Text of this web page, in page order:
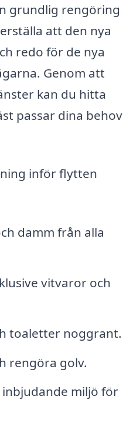
grundlig rengöring
att den nya
redo för de nya
Genom att
kan du hitta
passar dina behov
inför flytten
damm från alla
vitvaror och
toaletter noggrant.
rengöra golv.
inbjudande miljö för